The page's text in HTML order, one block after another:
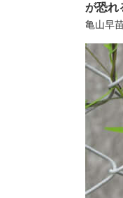
が恐れ
亀山早